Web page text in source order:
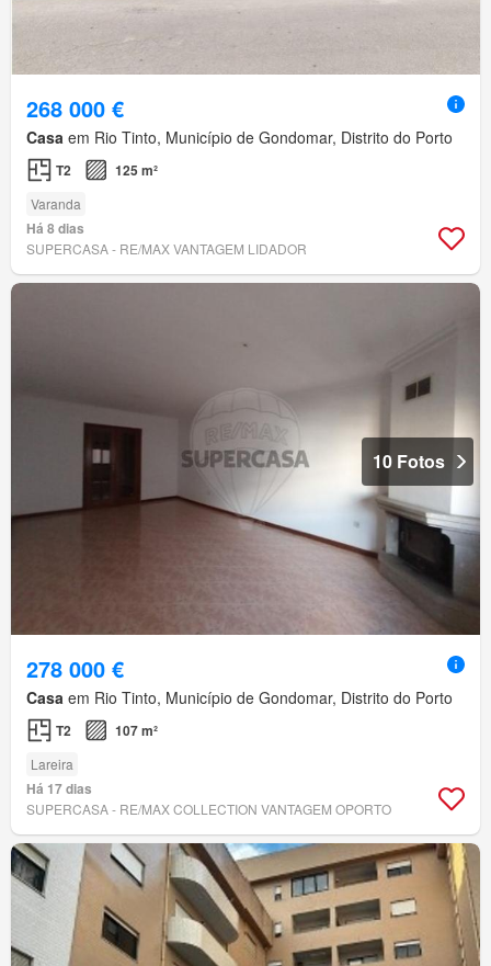
268 000 €
Casa em Rio Tinto, Município de Gondomar, Distrito do Porto
T2 125 m²
Varanda
Há 8 dias
SUPERCASA - RE/MAX VANTAGEM LIDADOR
10 Fotos
278 000 €
Casa em Rio Tinto, Município de Gondomar, Distrito do Porto
T2 107 m²
Lareira
Há 17 dias
SUPERCASA - RE/MAX COLLECTION VANTAGEM OPORTO